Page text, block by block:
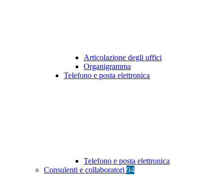
Articolazione degli uffici
Organigramma
Telefono e posta elettronica
Telefono e posta elettronica
Consulenti e collaboratori 94